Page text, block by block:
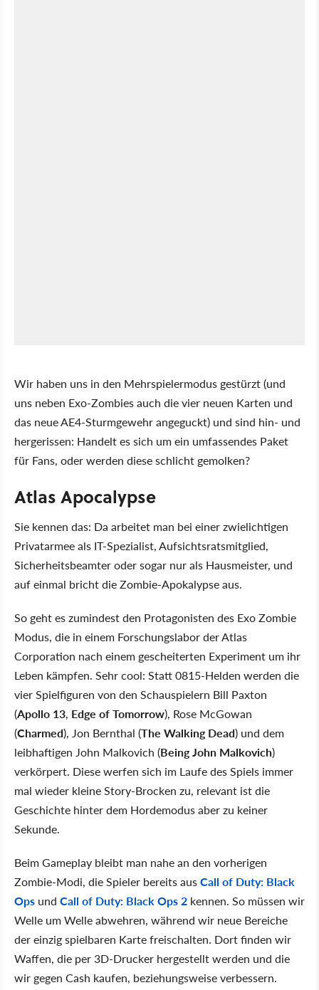
Wir haben uns in den Mehrspielermodus gestürzt (und
uns neben Exo-Zombies auch die vier neuen Karten und
das neue AE4-Sturmgewehr angeguckt) und sind hin- und
hergerissen: Handelt es sich um ein umfassendes Paket
für Fans, oder werden diese schlicht gemolken?
Atlas Apocalypse
Sie kennen das: Da arbeitet man bei einer zwielichtigen
Privatarmee als IT-Spezialist, Aufsichtsratsmitglied,
Sicherheitsbeamter oder sogar nur als Hausmeister, und
auf einmal bricht die Zombie-Apokalypse aus.
So geht es zumindest den Protagonisten des Exo Zombie
Modus, die in einem Forschungslabor der Atlas
Corporation nach einem gescheiterten Experiment um ihr
Leben kämpfen. Sehr cool: Statt 0815-Helden werden die
vier Spielfiguren von den Schauspielern Bill Paxton
(Apollo 13, Edge of Tomorrow), Rose McGowan
(Charmed), Jon Bernthal (The Walking Dead) und dem
leibhaftigen John Malkovich (Being John Malkovich)
verkörpert. Diese werfen sich im Laufe des Spiels immer
mal wieder kleine Story-Brocken zu, relevant ist die
Geschichte hinter dem Hordemodus aber zu keiner
Sekunde.
Beim Gameplay bleibt man nahe an den vorherigen
Zombie-Modi, die Spieler bereits ausCall of Duty: Black
Ops und Call of Duty: Black Ops 2 kennen. So müssen wir
Welle um Welle abwehren, während wir neue Bereiche
der einzig spielbaren Karte freischalten. Dort finden wir
Waffen, die per 3D-Drucker hergestellt werden und die
wir gegen Cash kaufen, beziehungsweise verbessern.